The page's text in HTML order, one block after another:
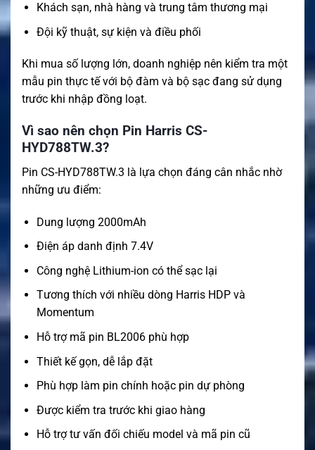
Khách sạn, nhà hàng và trung tâm thương mại
Đội kỹ thuật, sự kiện và điều phối
Khi mua số lượng lớn, doanh nghiệp nên kiểm tra một
mẫu pin thực tế với bộ đàm và bộ sạc đang sử dụng
trước khi nhập đồng loạt.
Vì sao nên chọn Pin Harris CS-
HYD788TW.3?
Pin CS-HYD788TW.3 là lựa chọn đáng cân nhắc nhờ
những ưu điểm:
Dung lượng 2000mAh
Điện áp danh định 7.4V
Công nghệ Lithium-ion có thể sạc lại
Tương thích với nhiều dòng Harris HDP và
Momentum
Hỗ trợ mã pin BL2006 phù hợp
Thiết kế gọn, dễ lắp đặt
Phù hợp làm pin chính hoặc pin dự phòng
Được kiểm tra trước khi giao hàng
Hỗ trợ tư vấn đối chiếu model và mã pin cũ